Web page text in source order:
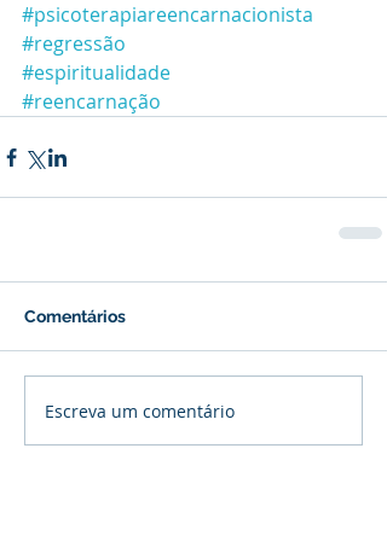
#psicoterapiareencarnacionista
#regressão
#espiritualidade
#reencarnação
Comentários
Escreva um comentário